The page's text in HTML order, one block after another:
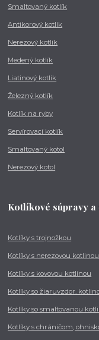
Smaltovaný kotlík
Antikorový kotlík
Nerezový kotlík
Medený kotlík
Liatinový kotlík
Železný kotlík
Kotlík na ryby
Servírovací kotlík
Smaltovaný kotol
Nerezový kotol
Kotlíkové súpravy
Kotlíky s trojnožkou
Kotlíky s nerezovou kotlinou
Kotlíky s kovovou kotlinou
Kotlíky so žiaruvzdor.
Kotlíky so smaltovanou
Kotlíky s chráničom,